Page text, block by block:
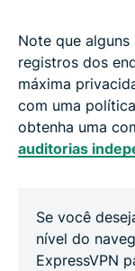
Note que
registros dos
máxima
com uma
obtenha uma
auditorias
Se você
nível do
ExpressVPN